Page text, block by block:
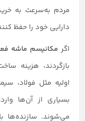
مردم به‌سرعت به
دارایی خود را حفظ
اگر مکانیسم ماشه
بازگردند، هزینه
اولیه مثل فولاد،
بسیاری از آن‌ها
می‌شوند. سازنده‌ها